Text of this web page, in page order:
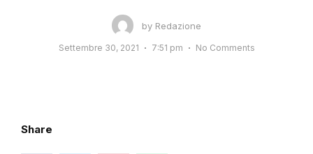
by Redazione
Settembre 30, 2021 7:51 pm No Comments
Share